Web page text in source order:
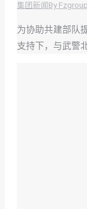
集团新闻 By Fzgroup
为协助共建部队
支持下，与武警